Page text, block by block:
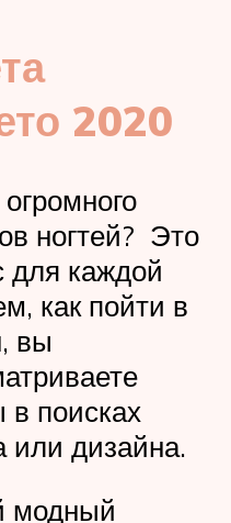
2020
ногтей? Это
для каждой
как пойти в
вы
в поисках
или дизайна.
модный